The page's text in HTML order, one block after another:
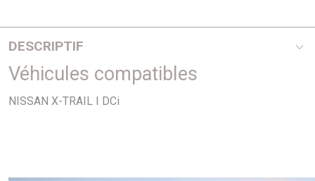
DESCRIPTIF
Ajusa
Véhicules compatibles
NISSAN X-TRAIL I DCi